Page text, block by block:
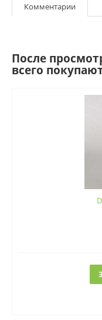
Комментарии
После
всего